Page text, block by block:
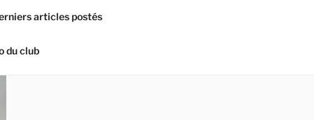
articles postés
du club